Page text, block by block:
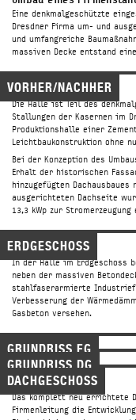
PERSONEN/
LEISTUNGEN/
PRESSE/
MARTIN
FREIER
+49 (0)176_221
→ office@
midas-architektur.de
© 2016 midas
Eine denkmalgeschützte
Dresdner Firma um- und
und umfangreiche
massiven Decke entstand
VORHER/NACHHER
Die Halle ist Teil des
Stallungen der Kasernen im
Produktionshalle einer
Leichtbaukonstruktion ohne
Bei der Konzeption des
Erhalt der historischen
hinzugefügten
ausgerichteten Dachseite
13,3 kWp zur Stromerzeugung
ERDGESCHOSS
In der Halle im Erdgeschoss
neben der massiven
stahlfaserarmierte
Verbesserung der
Gasbeton versehen.
GRUNDRISS EG
GRUNDRISS DG
DACHGESCHOSS
Das komplett neu errichtete
Firmenleitung die